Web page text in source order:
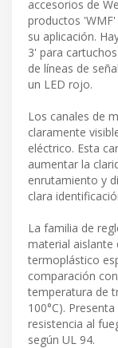
accesorios de
productos
su aplicación.
3' para
de líneas de
un LED rojo.
Los canales de
claramente
eléctrico. Esta
aumentar la
enrutamiento y
clara
La familia de
material aislante
termoplástico
comparación
temperatura de
100°C).
resistencia al
según UL 94.